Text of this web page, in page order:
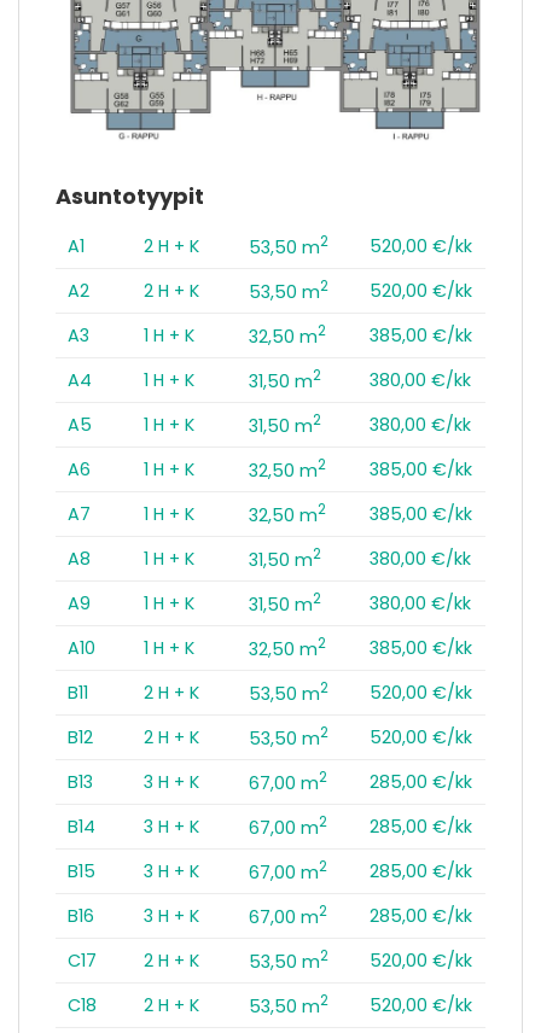
Asuntotyypit
A1 2 H + K 53,50 m2
520,00 €/kk
A2
2 H + K 53,50 m2
520,00 €/kk
A3
1 H + K 32,50 m2
385,00 €/kk
A4
1 H + K 31,50 m2
380,00 €/kk
A5
1 H + K 31,50 m2
380,00 €/kk
A6
1 H + K 32,50 m2
385,00 €/kk
A7
1 H + K 32,50 m2
385,00 €/kk
A8
1 H + K 31,50 m2
380,00 €/kk
A9
1 H + K 31,50 m2
380,00 €/kk
A10
1 H + K 32,50 m2
385,00 €/kk
B11
2 H + K 53,50 m2
520,00 €/kk
B12
2 H + K 53,50 m2
520,00 €/kk
B13
3 H + K 67,00 m2
285,00 €/kk
B14
3 H + K 67,00 m2
285,00 €/kk
B15
3 H + K 67,00 m2
285,00 €/kk
B16
3 H + K 67,00 m2
285,00 €/kk
C17
2 H + K 53,50 m2
520,00 €/kk
C18
2 H + K 53,50 m2
520,00 €/kk